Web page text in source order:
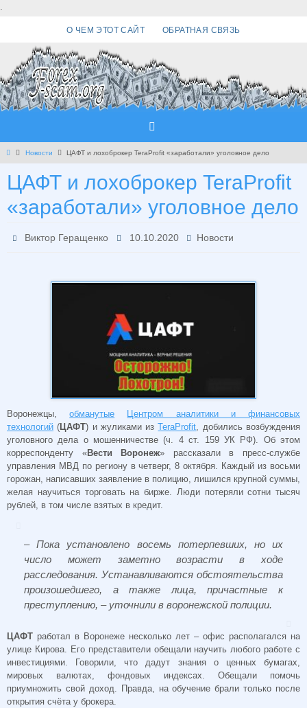
.
О ЧЕМ ЭТОТ САЙТ ОБРАТНАЯ СВЯЗЬ
Главная
Новости ЦАФТ и лохоброкер TeraProfit «заработали» уголовное дело
ЦАФТ и лохоброкер TeraProfit
«заработали» уголовное дело
Виктор Геращенко 10.10.2020 Новости
Воронежцы,обманутые
Центром аналитики и финансовых
технологий (ЦАФТ) и жуликами изTeraProfit , добились возбуждения
уголовного дела о мошенничестве (ч. 4 ст. 159 УК РФ). Об этом
корреспонденту «Вести Воронеж» рассказали в пресс-службе
управления МВД по региону в четверг, 8 октября. Каждый из восьми
горожан, написавших заявление в полицию, лишился крупной суммы,
желая научиться торговать на бирже. Люди потеряли сотни тысяч
рублей, в том числе взятых в кредит.
– Пока установлено восемь потерпевших, но их
число может заметно возрасти в ходе
расследования. Устанавливаются обстоятельства
произошедшего, а также лица, причастные к
преступлению, – уточнили в воронежской полиции.
ЦАФТ работал в Воронеже несколько лет – офис располагался на
улице Кирова. Его представители обещали научить любого работе с
инвестициями. Говорили, что дадут знания о ценных бумагах,
мировых валютах, фондовых индексах. Обещали помочь
приумножить свой доход. Правда, на обучение брали только после
открытия счёта у брокера.